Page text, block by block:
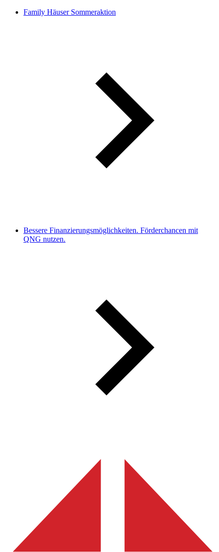
Family Häuser Sommeraktion
Bessere Finanzierungsmöglichkeiten. Förderchancen mit
QNG nutzen.